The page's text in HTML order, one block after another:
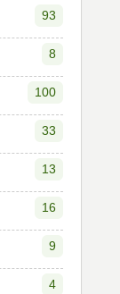
93
8
100
33
13
16
9
4